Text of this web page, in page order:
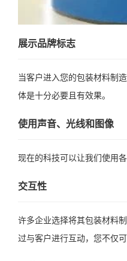
展示品牌标志
当客户进入您的包装材料制
体是十分必要且有效果。
使用声音、光线和图像
现在的科技可以让我们使用
交互性
许多企业选择将其包装材料
过与客户进行互动，您不仅